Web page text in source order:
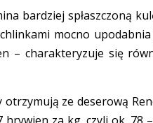
bardziej spłaszczoną
mocno
– charakteryzuje się
ze deserową